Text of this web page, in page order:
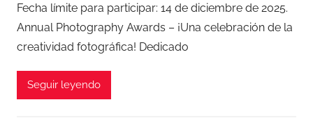
Fecha límite para participar: 14 de diciembre de 2025.
Annual Photography Awards – ¡Una celebración de la
creatividad fotográfica! Dedicado
Seguir leyendo